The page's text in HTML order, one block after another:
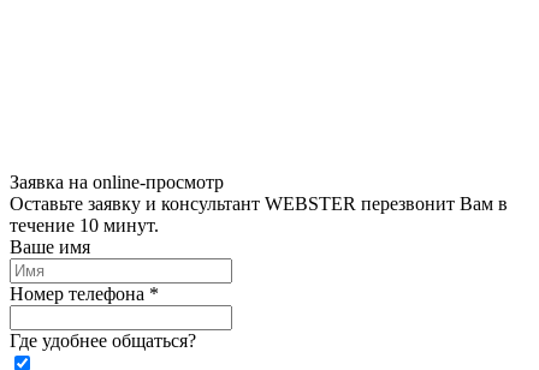
Заявка на online-просмотр
Оставьте заявку и консультант WEBSTER перезвонит Вам в
течение 10 минут.
Ваше имя
Номер телефона *
Где удобнее общаться?